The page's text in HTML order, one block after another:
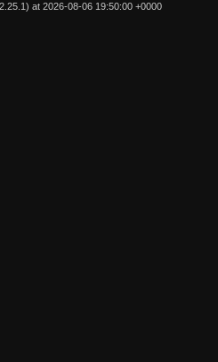
) at 2026-08-06 19:50:00 +0000